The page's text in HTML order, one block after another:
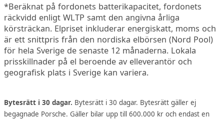
*Beräknat på fordonets batterikapacitet, fordonets
räckvidd enligt WLTP samt den angivna årliga
körsträckan. Elpriset inkluderar energiskatt, moms och
är ett snittpris från den nordiska elbörsen (Nord Pool)
för hela Sverige de senaste 12 månaderna. Lokala
prisskillnader på el beroende av elleverantör och
geografisk plats i Sverige kan variera.
Bytesrätt i 30 dagar. Bytesrätt i 30 dagar. Bytesrätt gäller ej
begagnade Porsche. Gäller bilar upp till 600.000 kr och endast en